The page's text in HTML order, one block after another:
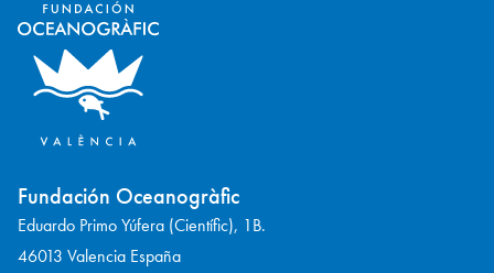
Fundación Oceanogràfic
Eduardo Primo Yúfera (Científic), 1B.
46013 Valencia España